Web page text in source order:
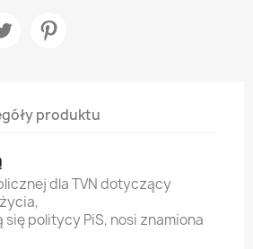
produktu
dla TVN dotyczący
się politycy PiS, nosi znamiona